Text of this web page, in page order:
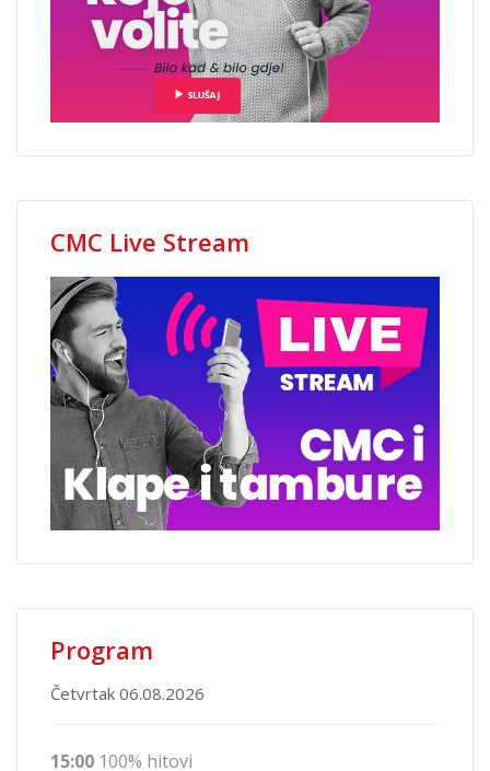
CMC Live Stream
Program
Četvrtak 06.08.2026
15:00 100% hitovi